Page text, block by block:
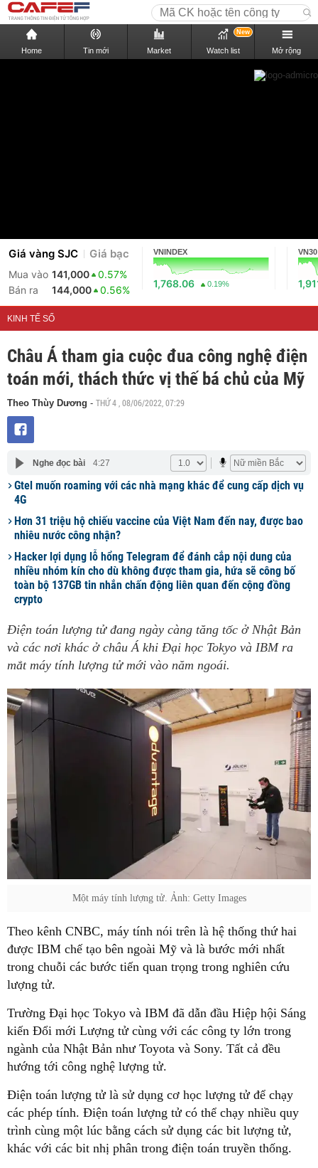
Home Tin mới Market Watch list
New
Mở rộng
Giá vàng SJC Giá bạc
Mua vào 141,000
0.57%
Bán ra
144,000 0.56%
VNINDEX
1,768.06 0.19%
VN30
KINH TẾ SỐ
Châu Á tham gia cuộc đua công nghệ điện
toán mới, thách thức vị thế bá chủ của Mỹ
Theo Thùy Dương - THỨ 4 , 08/06/2022, 07:29
Nghe đọc bài 4:27
Gtel muốn roaming với các nhà mạng khác để cung cấp dịch vụ
4G
Hơn 31 triệu hộ chiếu vaccine của Việt Nam đến nay, được bao
nhiêu nước công nhận?
Hacker lợi dụng lỗ hổng Telegram để đánh cắp nội dung của
nhiều nhóm kín cho dù không được tham gia, hứa sẽ công bố
toàn bộ 137GB tin nhắn chấn động liên quan đến cộng đồng
crypto
Điện toán lượng tử đang ngày càng tăng tốc ở Nhật Bản
và các nơi khác ở châu Á khi Đại học Tokyo và IBM ra
mắt máy tính lượng tử mới vào năm ngoái.
Một máy tính lượng tử. Ảnh: Getty Images
Theo kênh CNBC, máy tính nói trên là hệ thống thứ hai
được IBM chế tạo bên ngoài Mỹ và là bước mới nhất
trong chuỗi các bước tiến quan trọng trong nghiên cứu
lượng tử.
Trường Đại học Tokyo và IBM đã dẫn đầu Hiệp hội Sáng
kiến ​​Đổi mới Lượng tử cùng với các công ty lớn trong
ngành của Nhật Bản như Toyota và Sony. Tất cả đều
hướng tới công nghệ lượng tử.
Điện toán lượng tử là sử dụng cơ học lượng tử để chạy
các phép tính. Điện toán lượng tử có thể chạy nhiều quy
trình cùng một lúc bằng cách sử dụng các bit lượng tử,
khác với các bit nhị phân trong điện toán truyền thống.